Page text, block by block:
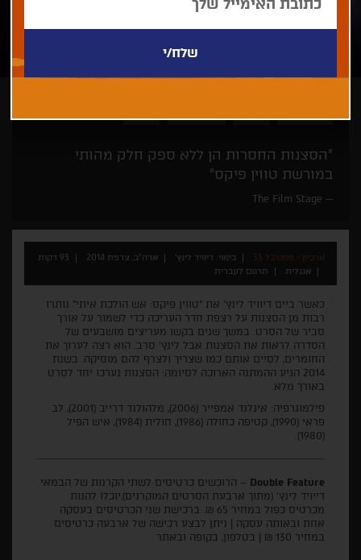
"הסצנות החסרות הן ללא ספק חלק מהותי
במורשת טווין פיקס"
The Film Stage
ארכיון - פסטיבל 33 בימוי: דיוויד לינץ' ארה"ב, צרפת 2014
93 דקות
אנגלית
תרגום לעברית
כאשר ביים דיוויד לינץ' את "טווין פיקס: אש הולכת איתי" נותרו
רבות מן הסצנות על רצפת חדר העריכה כדי לשמור על אורך
סביר של הסרט. במשך שנים בקשו מעריצים מושבעים של
הסדרה לראות את הסצנות אבל לינץ' סרב. הוא רצה לערוך את
החומרים, לסיים אותם כמו שצריך ולצרף להם מוסיקה. בשנת
2014 הגיע ההמתנה הארוכה לסיומה: הסצנות נערכו יחד לסרט
באורך מלא.
פילמוגרפיה: אינלנד אמפייר (2006), מלהולנד דרייב (2001), לב
פראי (1990), קטיפה כחולה (1986), חולית (1984), איש הפיל
(1980).
Double Feature – הרוכשים כרטיסים לשתי הקרנות של הבמאי
דייויד לינץ' (מתוך ארבעת הסרטים המוקרנים),יוכלו להנות
מכרטיס כפול במחיר 65 ₪. ברכישת שני הכרטיסים בעסקה
אחת ובאותה עסקה | ניתן לבצע רכישה של ארבעה כרטיסים
במחיר 130 ₪ | בטלפון, בקופה ובאתר